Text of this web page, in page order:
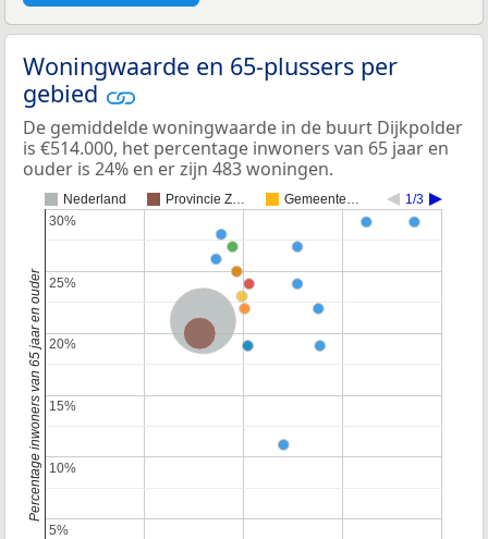
Woningwaarde en 65-plussers per
gebied
De gemiddelde woningwaarde in de buurt Dijkpolder
is €514.000, het percentage inwoners van 65 jaar en
ouder is 24% en er zijn 483 woningen.
Nederland Provincie Z… Gemeente… 1/3
Nederland
Provincie Zuid-Holland
5%
5%
10%
10%
15%
15%
20%
20%
25%
25%
30%
30%
Percentage inwoners van 65 jaar en ouder